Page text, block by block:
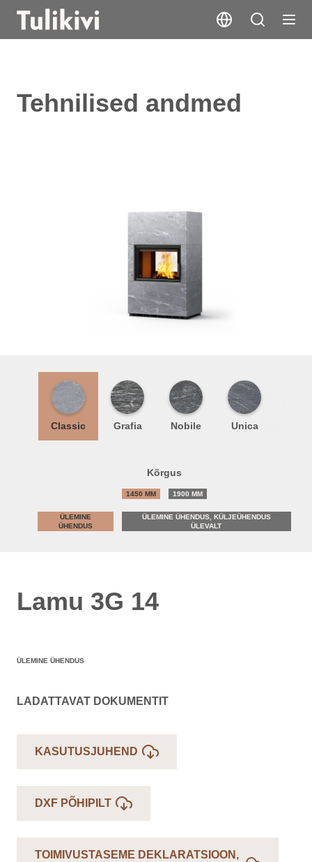
Tehnilised andmed
Classic Grafia Nobile Unica
Kõrgus
1450 MM 1900 MM
ÜLEMINE
ÜHENDUS
ÜLEMINE ÜHENDUS, KÜLJEÜHENDUS
ÜLEVALT
Lamu 3G 14
ÜLEMINE ÜHENDUS
LADATTAVAT DOKUMENTIT
KASUTUSJUHEND
DXF PÕHIPILT
TOIMIVUSTASEME DEKLARATSIOON,